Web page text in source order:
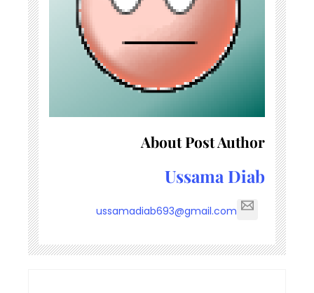
About Post Author
Ussama Diab
ussamadiab693@gmail.com